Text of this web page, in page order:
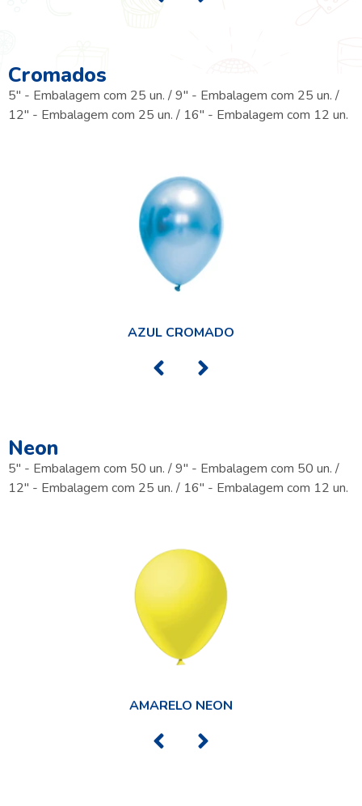
Cromados
5" - Embalagem com 25 un. / 9" - Embalagem com 25 un. /
12" - Embalagem com 25 un. / 16" - Embalagem com 12 un.
AZUL CROMADO
Neon
5" - Embalagem com 50 un. / 9" - Embalagem com 50 un. /
12" - Embalagem com 25 un. / 16" - Embalagem com 12 un.
AMARELO NEON